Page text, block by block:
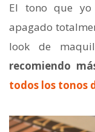
El tono que yo
apagado
look de
recomiendo
todos los tonos